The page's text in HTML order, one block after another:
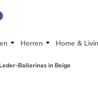
Herren Home &
Leder-Ballerinas in Beige